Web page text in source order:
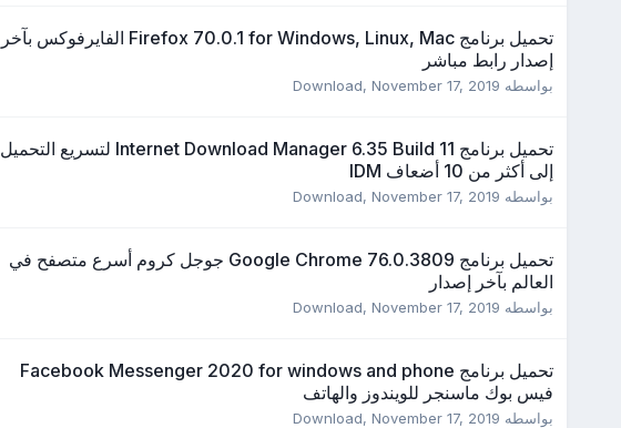
تحميل برنامج Firefox 70.0.1 for Windows, Linux, Mac الفايرفوكس بآخر
إصدار رابط مباشر
بواسطه Download,November 17, 2019
تحميل برنامج Internet Download Manager 6.35 Build 11 لتسريع التحميل
إلى أكثر من 10 أضعاف IDM
بواسطه Download,November 17, 2019
تحميل برنامج Google Chrome 76.0.3809 جوجل كروم أسرع متصفح في
العالم بآخر إصدار
بواسطه Download,November 17, 2019
تحميل برنامج Facebook Messenger 2020 for windows and phone
فيس بوك ماسنجر للويندوز والهاتف
بواسطه Download,November 17, 2019